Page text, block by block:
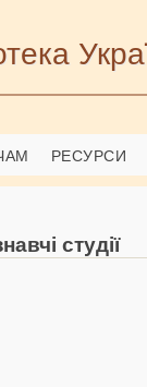
РЕСУРСИ
студії